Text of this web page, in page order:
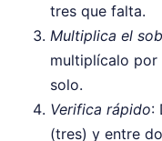
tres que falta.
Multiplica el
multiplícalo por
solo.
Verifica rápido:
(tres) y entre